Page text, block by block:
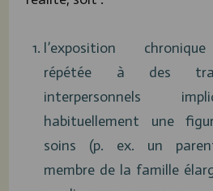
l’exposition
répétée à des
interpersonnels
habituellement une
soins (p. ex. un
membre de la famille